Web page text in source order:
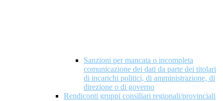
Sanzioni per mancata o incompleta
comunicazione dei dati da parte dei titolari
di incarichi politici, di amministrazione, di
direzione o di governo
Rendiconti gruppi consiliari regionali/provinciali